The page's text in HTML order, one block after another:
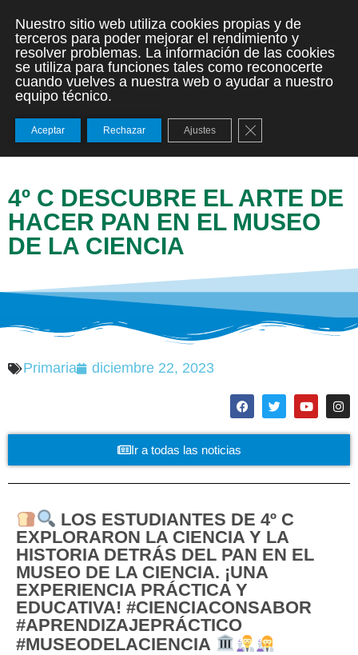
4º C DESCUBRE EL ARTE DE
HACER PAN EN EL MUSEO
DE LA CIENCIA
Primaria diciembre 22, 2023
Ir a todas las noticias
LOS ESTUDIANTES DE 4º C
EXPLORARON LA CIENCIA Y LA
HISTORIA DETRÁS DEL PAN EN EL
MUSEO DE LA CIENCIA. ¡UNA
EXPERIENCIA PRÁCTICA Y
EDUCATIVA! #CIENCIACONSABOR
#APRENDIZAJEPRÁCTICO
#MUSEODELACIENCIA
Nuestro sitio web utiliza cookies propias y de
terceros para poder mejorar el rendimiento y
resolver problemas. La información de las cookies
se utiliza para funciones tales como reconocerte
cuando vuelves a nuestra web o ayudar a nuestro
equipo técnico.
Aceptar Rechazar Ajustes Cerrar el banner de